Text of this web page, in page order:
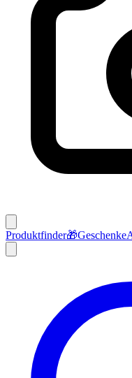
Produktfinder🎁Geschenke